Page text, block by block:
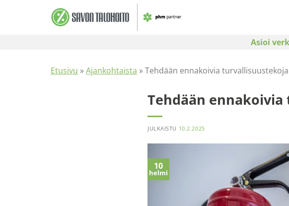
Asioi
Etusivu »Ajankohtaista »Tehdään ennakoivia
Tehdään
JULKAISTU 10.2.2025
10
helmi